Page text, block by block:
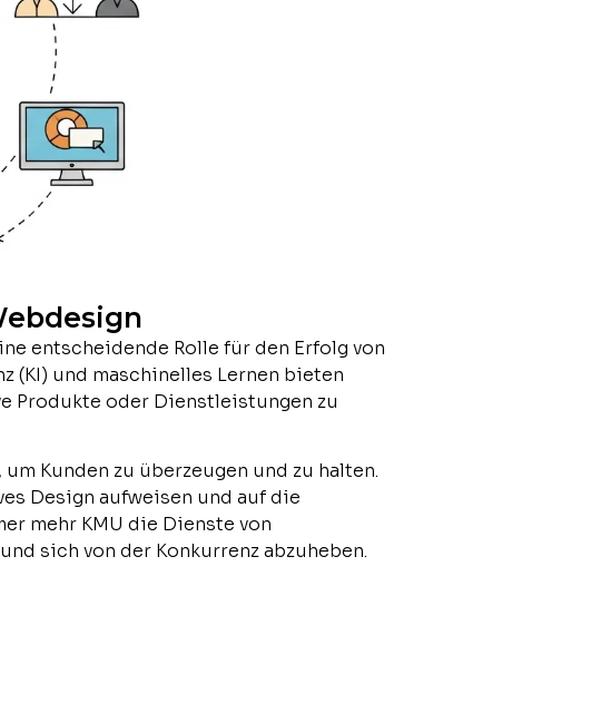
entscheidende Rolle für den Erfolg von
(KI) und maschinelles Lernen bieten
Produkte oder Dienstleistungen zu
Kunden zu überzeugen und zu halten.
Design aufweisen und auf die
mehr KMU die Dienste von
sich von der Konkurrenz abzuheben.